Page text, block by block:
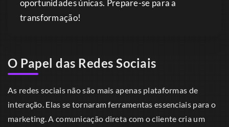
oportunidades únicas. Prepare-se para a
transformação!
O Papel das Redes Sociais
As redes sociais não são mais apenas plataformas de
interação. Elas se tornaram ferramentas essenciais para o
marketing. A comunicação direta com o cliente cria um